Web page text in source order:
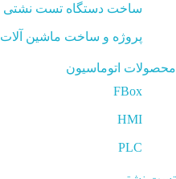
ساخت دستگاه تست نشتی
پروژه و ساخت ماشین آلات
محصولات اتوماسیون
FBox
HMI
PLC